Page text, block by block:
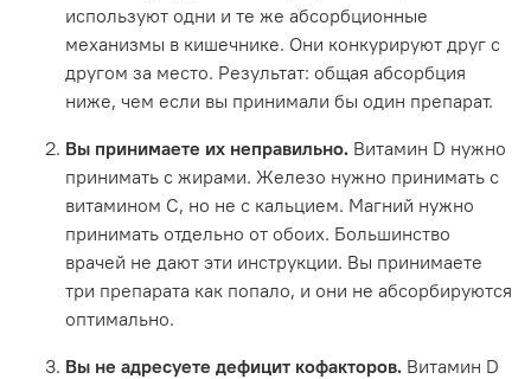
используют одни и те же абсорбционные
механизмы в кишечнике. Они конкурируют друг с
другом за место. Результат: общая абсорбция
ниже, чем если вы принимали бы один препарат.
Вы принимаете их неправильно. Витамин D нужно
принимать с жирами. Железо нужно принимать с
витамином C, но не с кальцием. Магний нужно
принимать отдельно от обоих. Большинство
врачей не дают эти инструкции. Вы принимаете
три препарата как попало, и они не абсорбируются
оптимально.
Вы не адресуете дефицит кофакторов. Витамин D